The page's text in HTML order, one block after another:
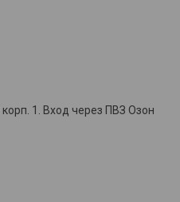
1. Вход через ПВЗ Озон